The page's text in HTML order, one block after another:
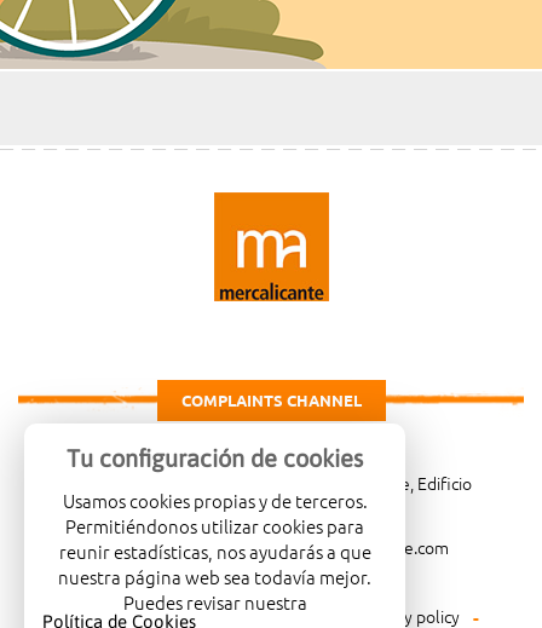
COMPLAINTS CHANNEL
Carretera de Madrid Km. 4, 03007 Alicante, Edificio
Administrativo, planta 3ª
966081001
merca@mercalicante.com
Legal warning Cookies policy Privacy policy
Tu configuración de cookies
Usamos cookies propias y de terceros.
Permitiéndonos utilizar cookies para
reunir estadísticas, nos ayudarás a que
nuestra página web sea todavía mejor.
Puedes revisar nuestra
Política de Cookies